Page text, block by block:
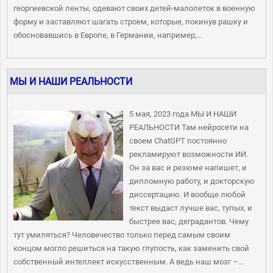
георгиевской ленты, одевают своих детей-малолеток в военную
форму и заставляют шагать строем, которые, покинув рашку и
обосновавшись в Европе, в Германии, например,...
МЫ И НАШИ РЕАЛЬНОСТИ
5 мая, 2023 года МЫ И НАШИ
РЕАЛЬНОСТИ Там нейросети на
своем ChatGPT постоянно
рекламируют возможности ИИ.
Он за вас и резюме напишет, и
дипломную работу, и докторскую
диссертацию. И вообще любой
текст выдаст лучше вас, тупых, и
быстрее вас, деградантов. Чему
тут умиляться? Человечество только перед самым своим
концом могло решиться на такую глупость, как заменить свой
собственный интеллект искусственным. А ведь наш мозг –...